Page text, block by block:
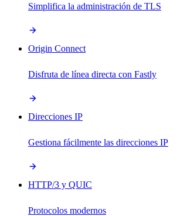
Simplifica la administración de TLS
Origin Connect
Disfruta de línea directa con Fastly
Direcciones IP
Gestiona fácilmente las direcciones IP
HTTP/3 y QUIC
Protocolos modernos